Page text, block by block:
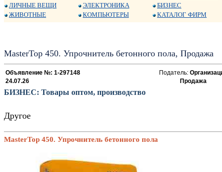
ЛИЧНЫЕ ВЕЩИ
ЖИВОТНЫЕ
ЭЛЕКТРОНИКА
КОМПЬЮТЕРЫ
БИЗНЕС
КАТАЛОГ ФИРМ
MasterTop 450. Упрочнитель бетонного пола, Продажа
Объявление №: 1-297148
24.07.26
Податель:
Продажа
БИЗНЕС: Товары оптом, производство
Другое
MasterTop 450. Упрочнитель бетонного пола